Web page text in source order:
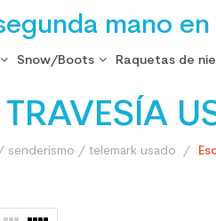
mano
Snow/Boots Raquetas de
TRAVESÍA
senderismo / telemark usado